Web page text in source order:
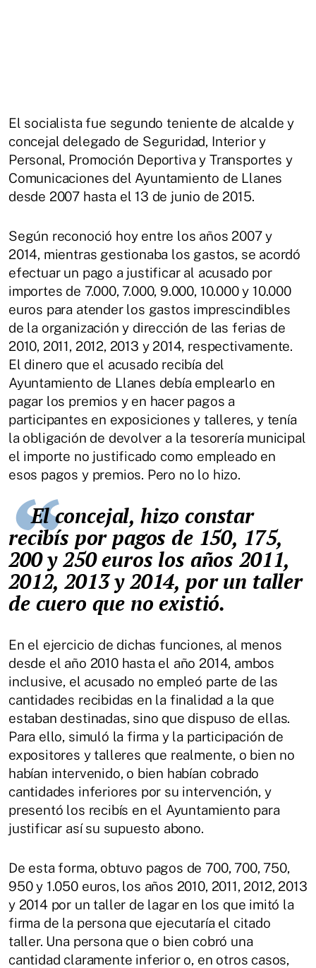
El socialista fue segundo teniente de alcalde y
concejal delegado de Seguridad, Interior y
Personal, Promoción Deportiva y Transportes y
Comunicaciones del Ayuntamiento de Llanes
desde 2007 hasta el 13 de junio de 2015.
Según reconoció hoy entre los años 2007 y
2014, mientras gestionaba los gastos, se acordó
efectuar un pago a justificar al acusado por
importes de 7.000, 7.000, 9.000, 10.000 y 10.000
euros para atender los gastos imprescindibles
de la organización y dirección de las ferias de
2010, 2011, 2012, 2013 y 2014, respectivamente.
El dinero que el acusado recibía del
Ayuntamiento de Llanes debía emplearlo en
pagar los premios y en hacer pagos a
participantes en exposiciones y talleres, y tenía
la obligación de devolver a la tesorería municipal
el importe no justificado como empleado en
esos pagos y premios. Pero no lo hizo.
El concejal, hizo constar
recibís por pagos de 150, 175,
200 y 250 euros los años 2011,
2012, 2013 y 2014, por un taller
de cuero que no existió.
En el ejercicio de dichas funciones, al menos
desde el año 2010 hasta el año 2014, ambos
inclusive, el acusado no empleó parte de las
cantidades recibidas en la finalidad a la que
estaban destinadas, sino que dispuso de ellas.
Para ello, simuló la firma y la participación de
expositores y talleres que realmente, o bien no
habían intervenido, o bien habían cobrado
cantidades inferiores por su intervención, y
presentó los recibís en el Ayuntamiento para
justificar así su supuesto abono.
De esta forma, obtuvo pagos de 700, 700, 750,
950 y 1.050 euros, los años 2010, 2011, 2012, 2013
y 2014 por un taller de lagar en los que imitó la
firma de la persona que ejecutaría el citado
taller. Una persona que o bien cobró una
cantidad claramente inferior o, en otros casos,